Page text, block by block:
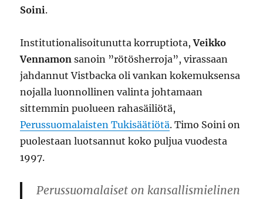
Soini.
Institutionalisoitunutta korruptiota,Veikko
Vennamon sanoin ”rötösherroja”, virassaan
jahdannut Vistbacka oli vankan kokemuksensa
nojalla luonnollinen valinta johtamaan
sittemmin puolueen rahasäiliötä,
Perussuomalaisten Tukisäätiötä. Timo Soini on
puolestaan luotsannut koko puljua vuodesta
1997.
Perussuomalaiset on kansallismielinen